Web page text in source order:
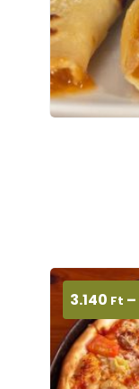
3.140 Ft –